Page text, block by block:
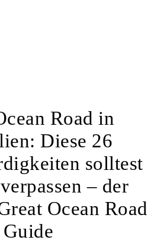
Road in
Diese 26
solltest
– der
Ocean Road
Guide